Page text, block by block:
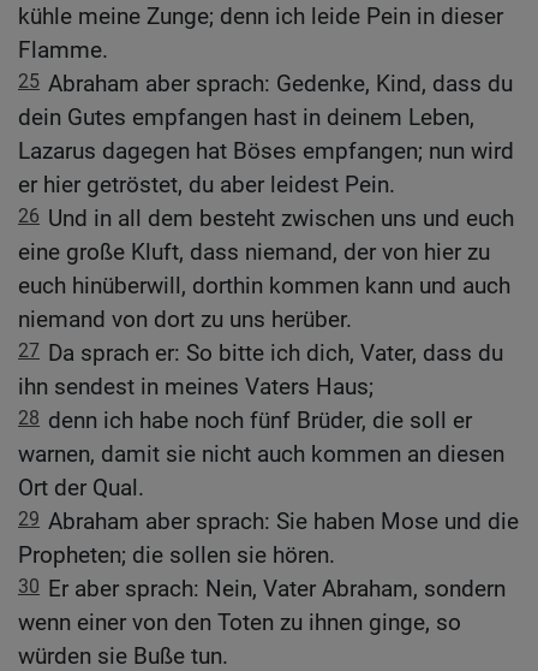
kühle meine Zunge; denn ich leide Pein in dieser
Flamme.
25 Abraham aber sprach: Gedenke, Kind, dass du
dein Gutes empfangen hast in deinem Leben,
Lazarus dagegen hat Böses empfangen; nun wird
er hier getröstet, du aber leidest Pein.
26 Und in all dem besteht zwischen uns und euch
eine große Kluft, dass niemand, der von hier zu
euch hinüberwill, dorthin kommen kann und auch
niemand von dort zu uns herüber.
27 Da sprach er: So bitte ich dich, Vater, dass du
ihn sendest in meines Vaters Haus;
28 denn ich habe noch fünf Brüder, die soll er
warnen, damit sie nicht auch kommen an diesen
Ort der Qual.
29 Abraham aber sprach: Sie haben Mose und die
Propheten; die sollen sie hören.
30 Er aber sprach: Nein, Vater Abraham, sondern
wenn einer von den Toten zu ihnen ginge, so
würden sie Buße tun.